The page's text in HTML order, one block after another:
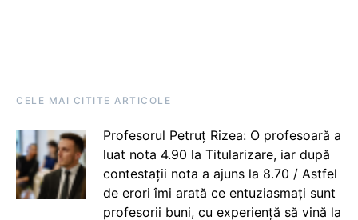
CELE MAI CITITE ARTICOLE
Profesorul Petruț Rizea: O profesoară a
luat nota 4.90 la Titularizare, iar după
contestații nota a ajuns la 8.70 / Astfel
de erori îmi arată ce entuziasmați sunt
profesorii buni, cu experiență să vină la